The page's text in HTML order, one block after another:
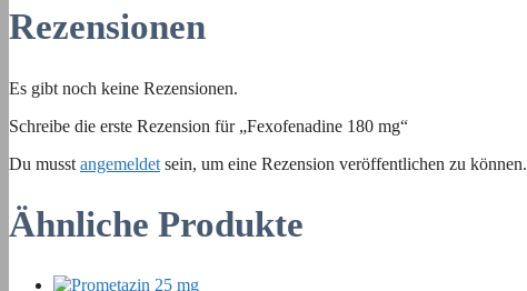
Rezensionen
Es gibt noch keine Rezensionen.
Schreibe die erste Rezension für „Fexofenadine 180 mg“
Du musst angemeldet sein, um eine Rezension veröffentlichen zu können.
Ähnliche Produkte